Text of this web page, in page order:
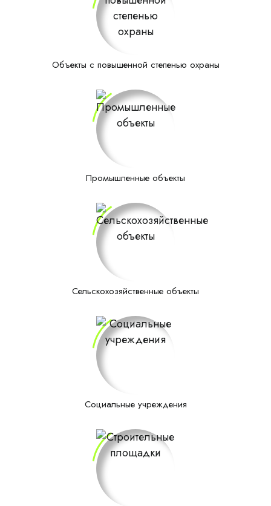
Объекты с повышенной степенью охраны
Промышленные объекты
Сельскохозяйственные объекты
Социальные учреждения